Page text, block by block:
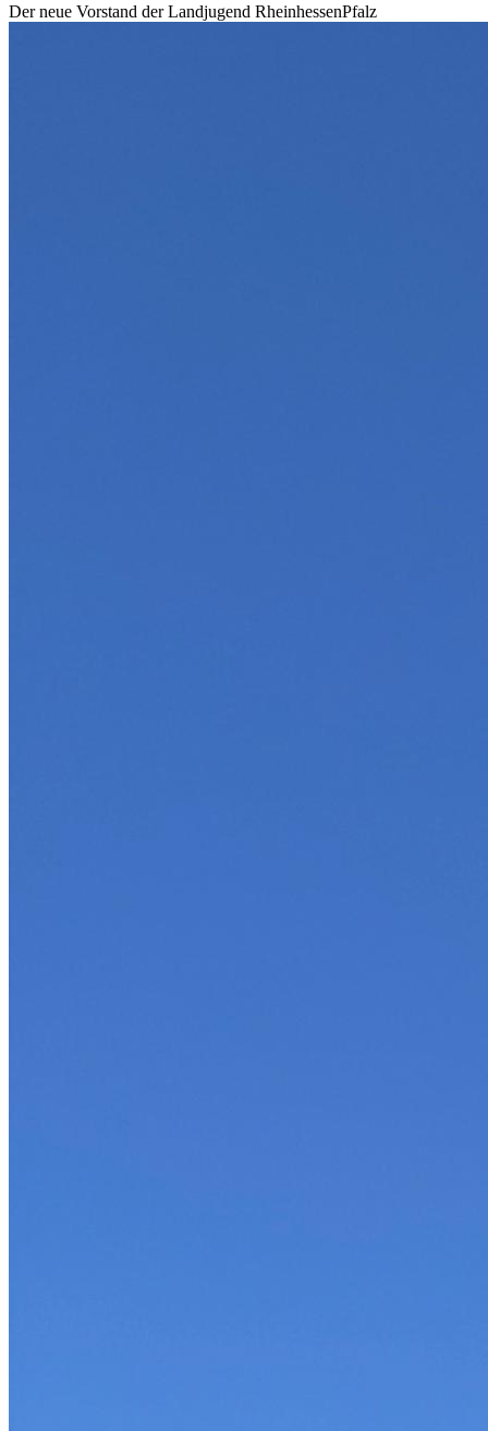
Der neue Vorstand der Landjugend RheinhessenPfalz